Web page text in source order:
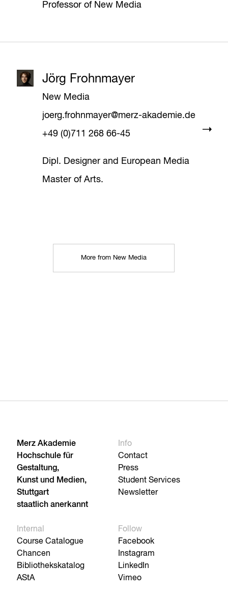
Professor of New Media
Jörg Frohnmayer
New Media
joerg.frohnmayer@merz-akademie.de
+49 (0)711 268 66-45
Dipl. Designer and European Media
Master of Arts.
More from New Media
Merz Akademie
Hochschule für
Gestaltung,
Kunst und Medien,
Stuttgart
staatlich anerkannt
Info
Contact
Press
Student Services
Newsletter
Internal
Course Catalogue
Chancen
Bibliothekskatalog
AStA
Follow
Facebook
Instagram
LinkedIn
Vimeo